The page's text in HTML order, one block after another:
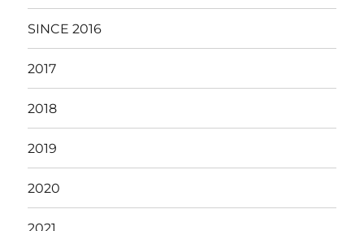
SINCE 2016
2017
2018
2019
2020
2021